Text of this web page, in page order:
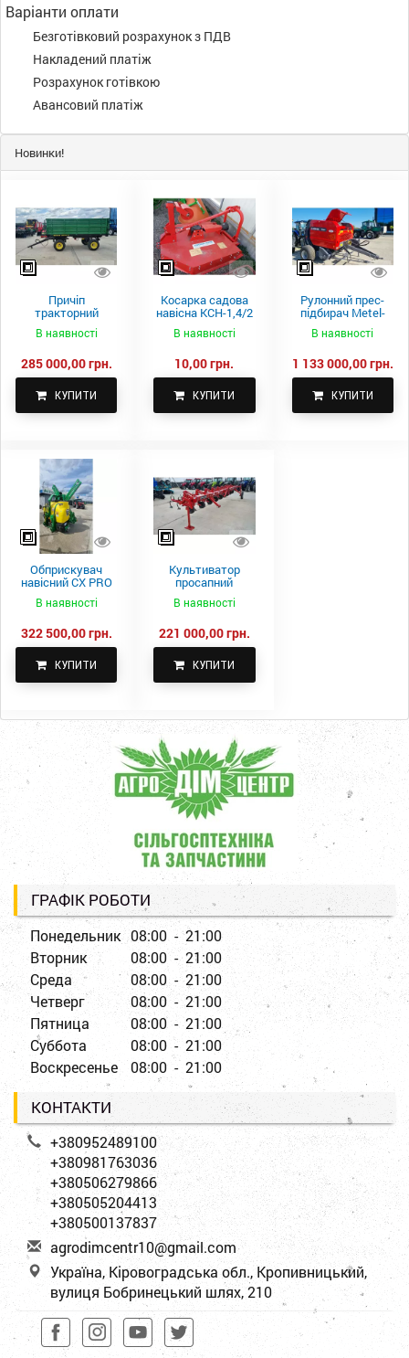
Варіанти оплати
Безготівковий розрахунок з ПДВ
Накладений платіж
Розрахунок готівкою
Авансовий платіж
Новинки!
Причіп
тракторний
самоскидний
Spike 2 ПТС-4
В наявності
285 000,00 грн.
КУПИТИ
Косарка садова
навісна КСН-1,4/2
В наявності
10,00 грн.
КУПИТИ
Рулонний прес-
підбирач Metel-
Fach Z 587
В наявності
1 133 000,00 грн.
КУПИТИ
Обприскувач
навісний CX PRO
В наявності
322 500,00 грн.
КУПИТИ
Культиватор
просапний
КПН-5,6-05
В наявності
221 000,00 грн.
КУПИТИ
ГРАФІК РОБОТИ
Понедельник 08:00 - 21:00
Вторник
08:00 - 21:00
Среда
08:00 - 21:00
Четверг
08:00 - 21:00
Пятница
08:00 - 21:00
Суббота
08:00 - 21:00
Воскресенье
08:00 - 21:00
КОНТАКТИ
+380952489100
+380981763036
+380506279866
+380505204413
+380500137837
agrodimcentr10@gmail.com
Україна, Кіровоградська обл., Кропивницький,
вулиця Бобринецький шлях, 210